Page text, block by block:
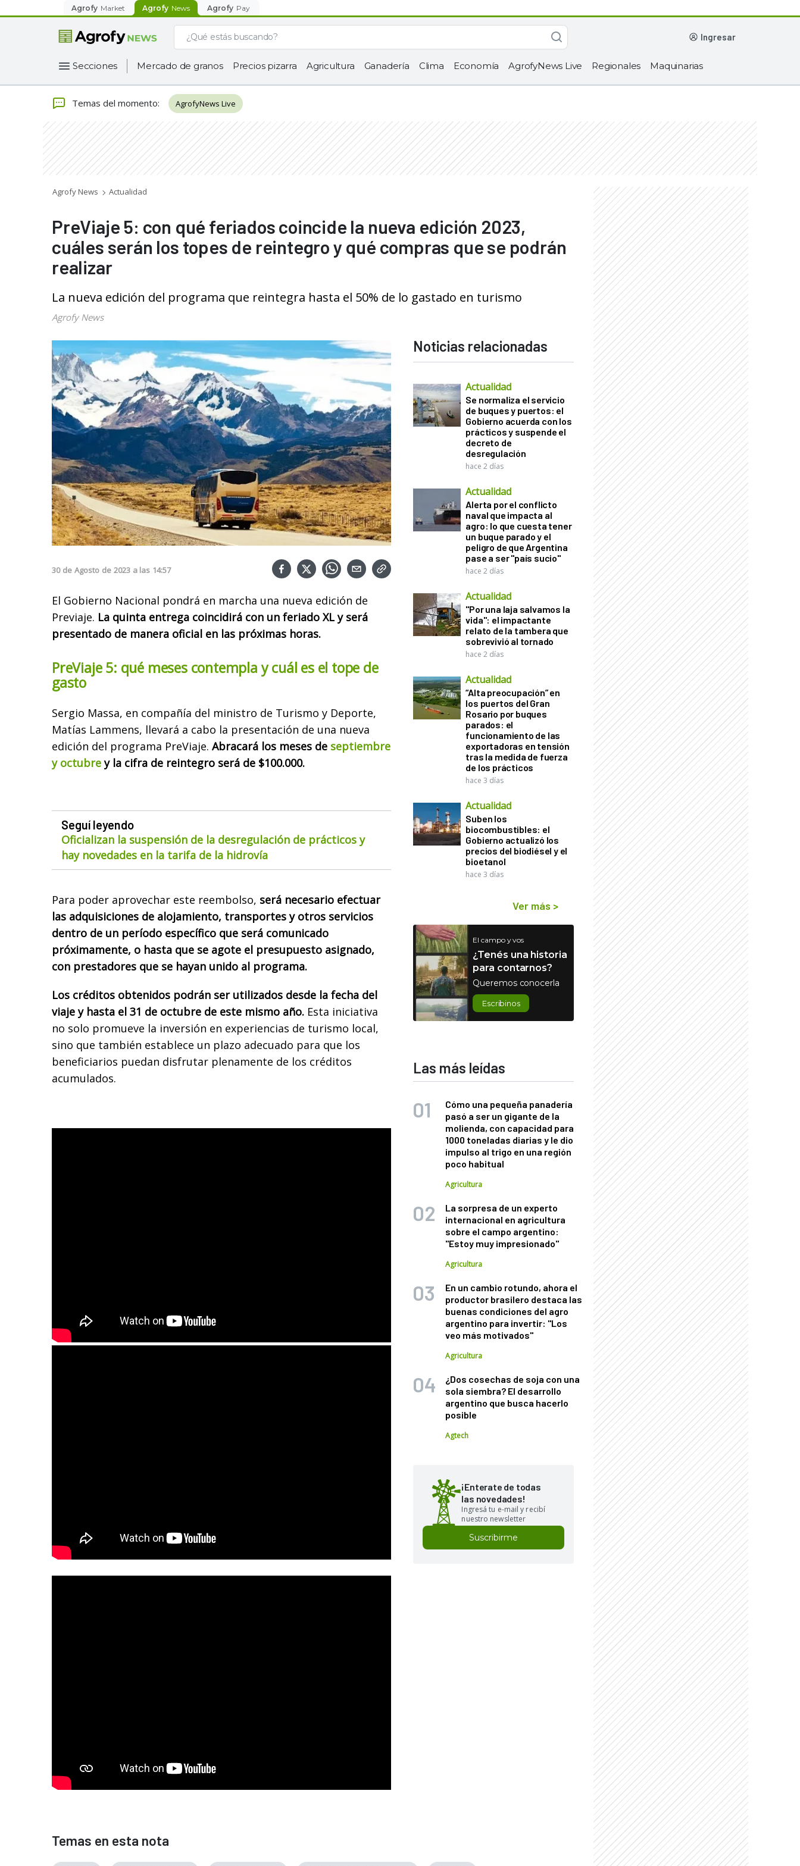
Agrofy Market Agrofy News Agrofy Pay
ingresar
Secciones Mercado de granos Precios pizarra Agricultura Ganadería Clima Economía AgrofyNews Live Regionales Maquinarias
Temas del momento: AgrofyNews Live
Agrofy News Actualidad
PreViaje 5: con qué feriados coincide la nueva edición 2023,
cuáles serán los topes de reintegro y qué compras que se podrán
realizar
La nueva edición del programa que reintegra hasta el 50% de lo gastado en turismo
Agrofy News
30 de Agosto de 2023 a las 14:57
El Gobierno Nacional pondrá en marcha una nueva edición de
Previaje. La quinta entrega coincidirá con un feriado XL y será
presentado de manera oficial en las próximas horas.
PreViaje 5: qué meses contempla y cuál es el tope de
gasto
Sergio Massa, en compañía del ministro de Turismo y Deporte,
Matías Lammens, llevará a cabo la presentación de una nueva
edición del programa PreViaje. Abracará los meses de septiembre
y octubrey la cifra de reintegro será de $100.000.
Seguí leyendo
Oficializan la suspensión de la desregulación de prácticos y
hay novedades en la tarifa de la hidrovía
Para poder aprovechar este reembolso, será necesario efectuar
las adquisiciones de alojamiento, transportes y otros servicios
dentro de un período específico que será comunicado
próximamente, o hasta que se agote el presupuesto asignado,
con prestadores que se hayan unido al programa.
Los créditos obtenidos podrán ser utilizados desde la fecha del
viaje y hasta el 31 de octubre de este mismo año. Esta iniciativa
no solo promueve la inversión en experiencias de turismo local,
sino que también establece un plazo adecuado para que los
beneficiarios puedan disfrutar plenamente de los créditos
acumulados.
Noticias relacionadas
Actualidad
Se normaliza el servicio
de buques y puertos: el
Gobierno acuerda con los
prácticos y suspende el
decreto de
desregulación
hace 2 días
Actualidad
Alerta por el conflicto
naval que impacta al
agro: lo que cuesta tener
un buque parado y el
peligro de que Argentina
pase a ser "país sucio"
hace 2 días
Actualidad
"Por una laja salvamos la
vida": el impactante
relato de la tambera que
sobrevivió al tornado
hace 2 días
Actualidad
“Alta preocupación” en
los puertos del Gran
Rosario por buques
parados: el
funcionamiento de las
exportadoras en tensión
tras la medida de fuerza
de los prácticos
hace 3 días
Actualidad
Suben los
biocombustibles: el
Gobierno actualizó los
precios del biodiésel y el
bioetanol
hace 3 días
Ver más >
El campo y vos
¿Tenés una historia
para contarnos?
Queremos conocerla
Escribinos
Las más leídas
Cómo una pequeña panadería
pasó a ser un gigante de la
molienda, con capacidad para
1000 toneladas diarias y le dio
impulso al trigo en una región
poco habitual
Agricultura
La sorpresa de un experto
internacional en agricultura
sobre el campo argentino:
"Estoy muy impresionado"
Agricultura
En un cambio rotundo, ahora el
productor brasilero destaca las
buenas condiciones del agro
argentino para invertir: "Los
veo más motivados"
Agricultura
¿Dos cosechas de soja con una
sola siembra? El desarrollo
argentino que busca hacerlo
posible
Agtech
¡Enterate de todas
las novedades!
Ingresá tu e-mail y recibí
nuestro newsletter
Suscribirme
Temas en esta nota